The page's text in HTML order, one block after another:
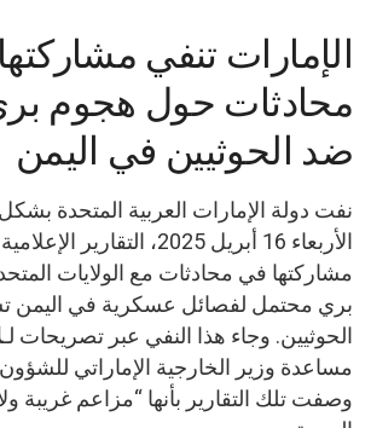
الإمارات تنفي
محادثات حول هجوم
ضد الحوثيين في اليمن
نفت دولة الإمارات العربية المتحدة
الأربعاء 16 أبريل 2025،
مشاركتها في محادثات مع الولايات
بري محتمل لفصائل عسكرية في اليمن
الحوثيين. وجاء هذا النفي عبر تصريحات لـ
مساعدة وزير الخارجية الإماراتي
وصفت تلك التقارير بأنها “مزاعم غريبة